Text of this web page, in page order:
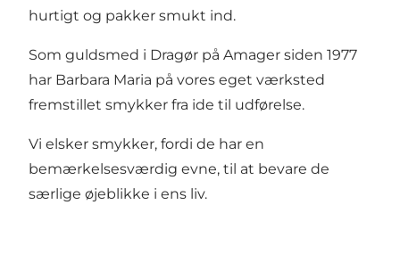
hurtigt og pakker smukt ind.
Som guldsmed i Dragør på Amager siden 1977
har Barbara Maria på vores eget værksted
fremstillet smykker fra ide til udførelse.
Vi elsker smykker, fordi de har en
bemærkelsesværdig evne, til at bevare de
særlige øjeblikke i ens liv.